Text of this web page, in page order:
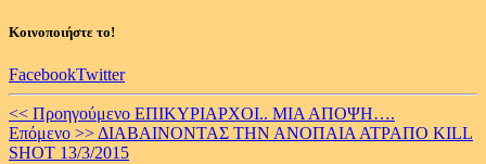
Κοινοποιήστε το!
FacebookTwitter
Continue
Reading
<< Προηγούμενο ΕΠΙΚΥΡΙΑΡΧΟΙ.. ΜΙΑ ΑΠΟΨΗ….
Επόμενο >> ΔΙΑΒΑΙΝΟΝΤΑΣ ΤΗΝ ΑΝΟΠΑΙΑ ΑΤΡΑΠΟ KILL
SHOT 13/3/2015